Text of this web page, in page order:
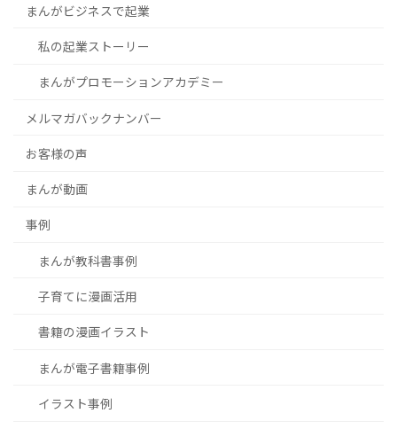
まんがビジネスで起業
私の起業ストーリー
まんがプロモーションアカデミー
メルマガバックナンバー
お客様の声
まんが動画
事例
まんが教科書事例
子育てに漫画活用
書籍の漫画イラスト
まんが電子書籍事例
イラスト事例